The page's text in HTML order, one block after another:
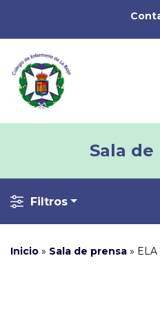
Sala de
Filtros
Inicio » Sala de prensa » ELA